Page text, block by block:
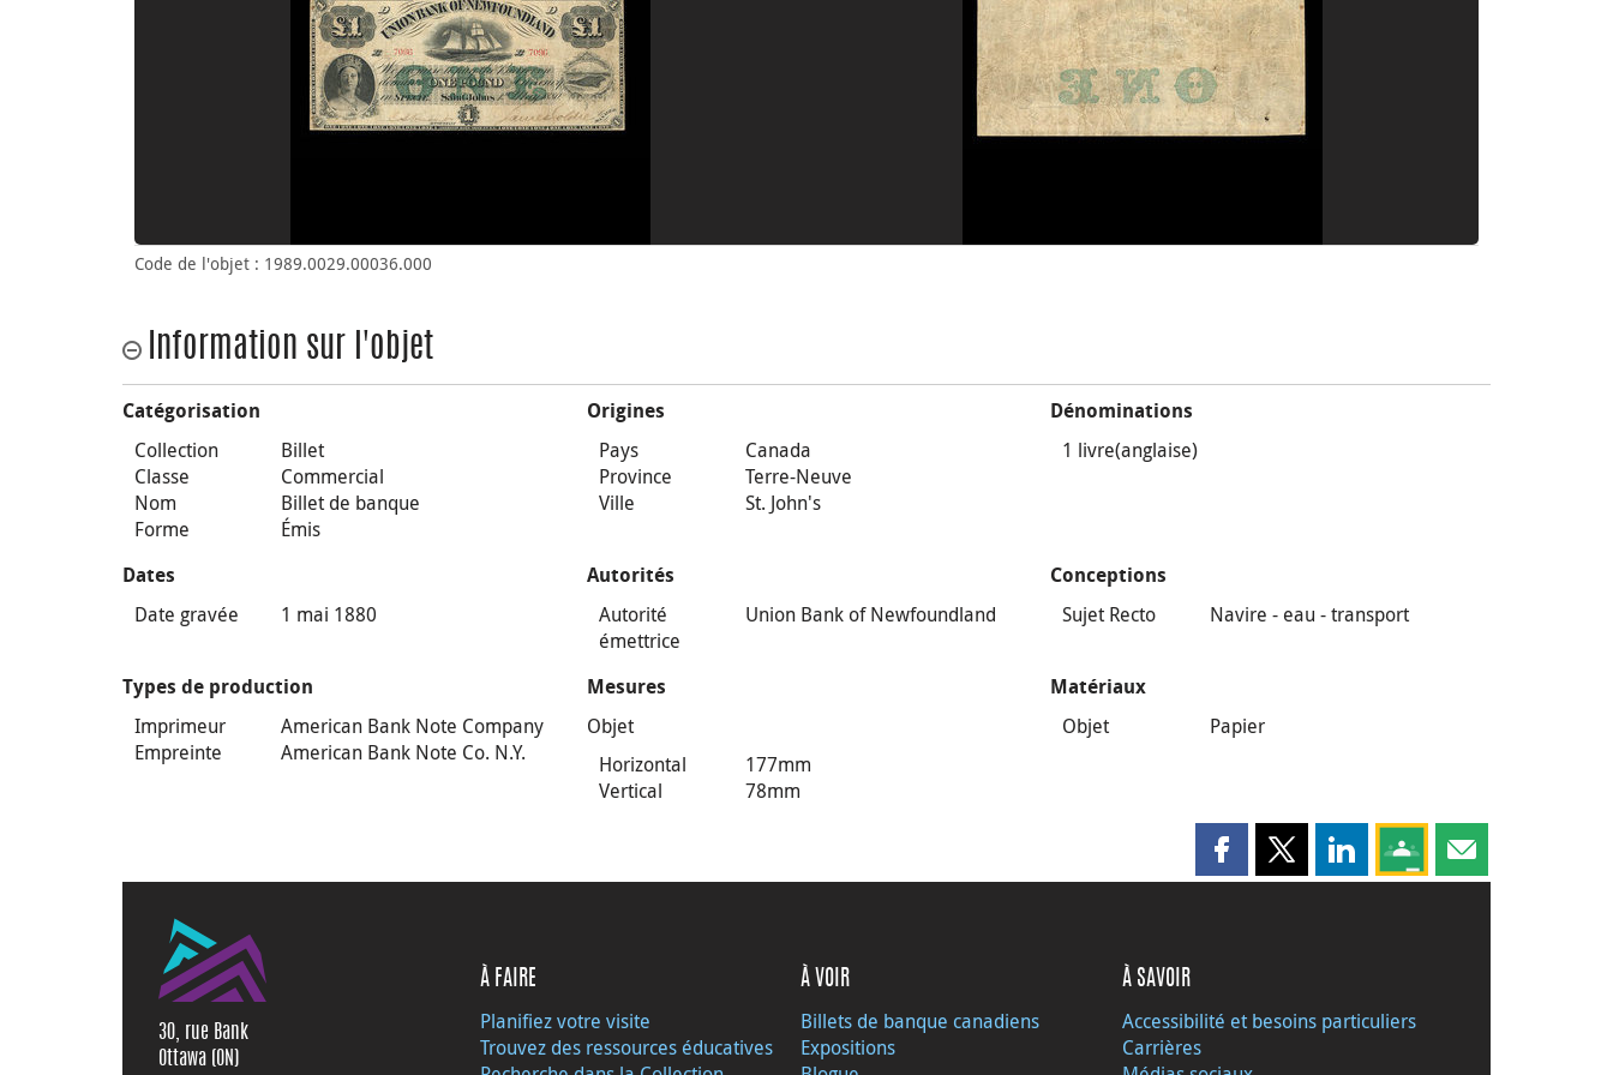
Code de l'objet : 1989.0029.00036.000
Information sur l'objet
Catégorisation
Collection
Billet
Classe
Commercial
Nom
Billet de banque
Forme
Émis
Origines
Pays
Canada
Province
Terre-Neuve
Ville
St. John's
Dénominations
1 livre(anglaise)
Dates
Date gravée 1 mai 1880
Autorités
Autorité
émettrice
Union Bank of Newfoundland
Conceptions
Sujet Recto Navire - eau - transport
Types de production
Imprimeur
American Bank Note Company
Empreinte
American Bank Note Co. N.Y.
Mesures
Objet
Horizontal
177mm
Vertical
78mm
Matériaux
Objet Papier
Partager cette page sur Facebook
Partager cette page sur X
Partager cette page sur
Partagez cette page sur
Partager cette
30, rue Bank
Ottawa (ON)
À FAIRE
Planifiez votre visite
Trouvez des ressources éducatives
À VOIR
Billets de banque canadiens
Expositions
À SAVOIR
Accessibilité et besoins particuliers
Carrières